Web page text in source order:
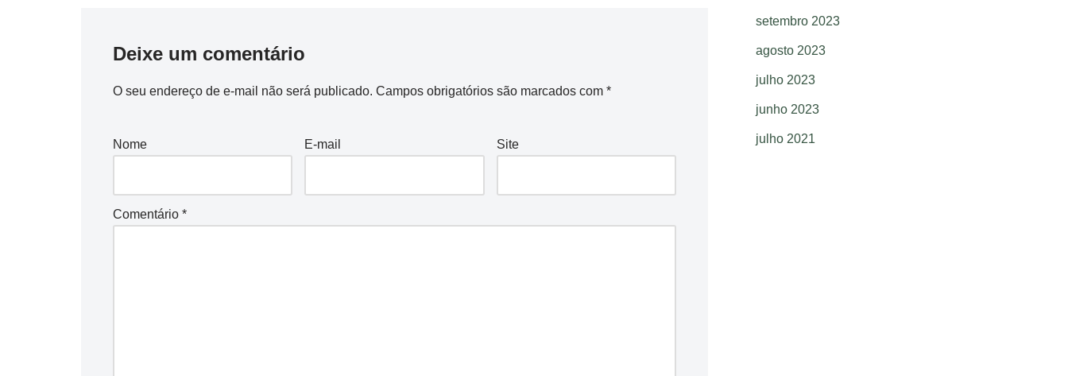
Deixe um comentário
O seu endereço de e-mail não será publicado. Campos obrigatórios são marcados com *
Nome E-mail Site
Comentário *
setembro 2023
agosto 2023
julho 2023
junho 2023
julho 2021